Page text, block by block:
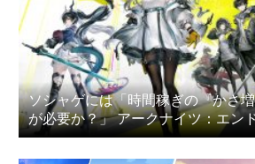
ソシャゲには「時間稼ぎの『かさ増
が必要か？」 アークナイツ：エン
プレイヤー達が議論